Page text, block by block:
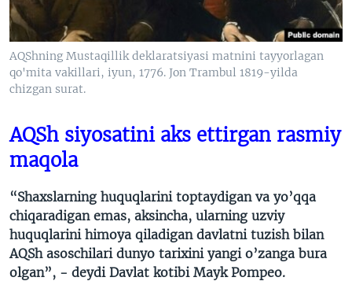
XABARLAR SURATLARDA
TELEGRAM
TWITTER
SOUNDCLOUD
VOA
AQShning Mustaqillik deklaratsiyasi matnini tayyorlagan
qo'mita vakillari, iyun, 1776. Jon Trambul 1819-yilda
chizgan surat.
AQSh siyosatini aks ettirgan rasmiy
maqola
“Shaxslarning huquqlarini toptaydigan va yo’qqa
chiqaradigan emas, aksincha, ularning uzviy
huquqlarini himoya qiladigan davlatni tuzish bilan
AQSh asoschilari dunyo tarixini yangi o’zanga bura
olgan”, - deydi Davlat kotibi Mayk Pompeo.